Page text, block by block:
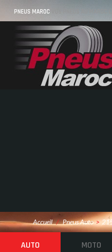
PNEUS MAROC VOS PNEUS AU MAROC
Accueil / Pneus Auto >
AUTO MOTO